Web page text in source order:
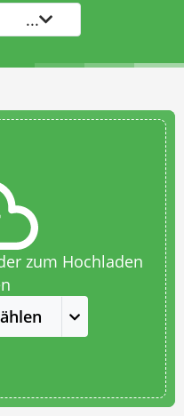
...
zum Hochladen